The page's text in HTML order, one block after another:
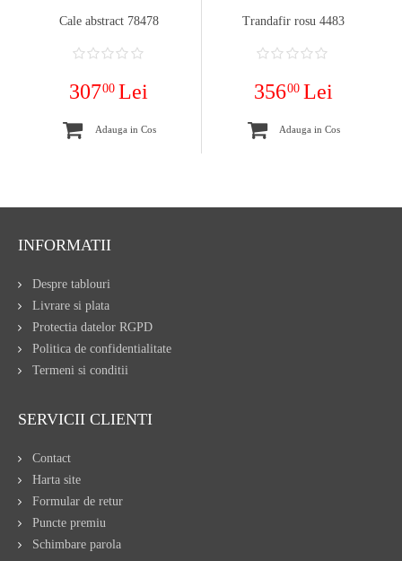
Cale abstract 78478
30700Lei
Adauga in Cos
Trandafir rosu 4483
35600 Lei
Adauga in Cos
INFORMATII
Despre tablouri
Livrare si plata
Protectia datelor RGPD
Politica de confidentialitate
Termeni si conditii
SERVICII CLIENTI
Contact
Harta site
Formular de retur
Puncte premiu
Schimbare parola